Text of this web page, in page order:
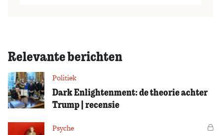
Relevante berichten
Politiek
Dark Enlightenment: de theorie achter
Trump | recensie
Psyche